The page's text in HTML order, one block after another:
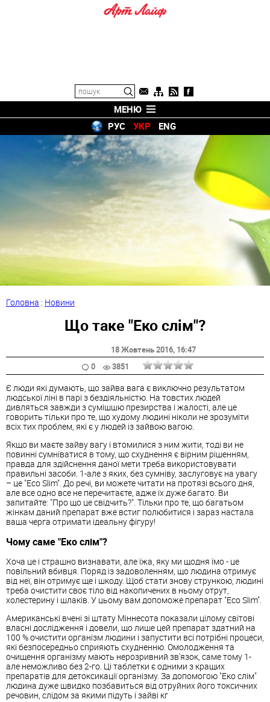
МЕНЮ
РУС
УКР ENG
Головна : Новини
Що таке "Еко слім"?
18 Жовтень 2016, 16:47
0
3851
Є люди які думають, що зайва вага є виключно результатом
людської ліні в парі з бездіяльністю. На товстих людей
дивляться завжди з сумішшю презирства і жалості, але це
говорить тільки про те, що худому людині ніколи не зрозуміти
всіх тих проблем, які є у людей із зайвою вагою.
Якщо ви маєте зайву вагу і втомилися з ним жити, тоді ви не
повинні сумніватися в тому, що схуднення є вірним рішенням,
правда для здійснення даної мети треба використовувати
правильні засоби. 1-але з яких, без сумніву, заслуговує на увагу
– це "Eco Slim". До речі, ви можете читати на протязі всього дня,
але все одно все не перечитаєте, адже їх дуже багато. Ви
запитайте: "Про що це свідчить?". Тільки про те, що багатьом
жінкам даний препарат вже встиг полюбитися і зараз настала
ваша черга отримати ідеальну фігуру!
Чому саме "Еко слім"?
Хоча це і страшно визнавати, але їжа, яку ми щодня їмо - це
повільний вбивця. Поряд із задоволенням, що людина отримує
від неї, він отримує ще і шкоду. Щоб стати знову стрункою, людині
треба очистити своє тіло від накопичених в ньому отрут,
холестерину і шлаків. У цьому вам допоможе препарат "Eco Slim".
Американські вчені зі штату Міннесота показали цілому світові
власні дослідження і довели, що лише цей препарат здатний на
100 % очистити організм людини і запустити всі потрібні процеси,
які безпосередньо сприяють схудненню. Омолодження та
очищення організму мають нерозривний зв'язок, саме тому 1-
але неможливо без 2-го. Ці таблетки є одними з кращих
препаратів для детоксикації організму. За допомогою "Еко слім"
людина дуже швидко позбавиться від отруйних його токсичних
речовин, слідом за якими підуть і зайві кг